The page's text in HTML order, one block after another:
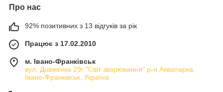
Про нас
92% позитивних з 13 відгуків за рік
Працює з 17.02.2010
м. Івано-Франківськ
вул. Довженка 29г "Світ зварювання" р-н Аквапарка,
Івано-Франківськ, Україна